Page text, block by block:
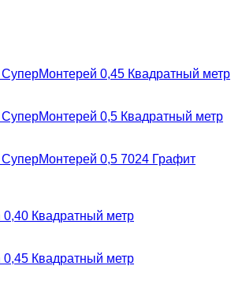
0,45 Квадратный метр
0,5 Квадратный метр
0,5 7024 Графит
0,40 Квадратный метр
0,45 Квадратный метр